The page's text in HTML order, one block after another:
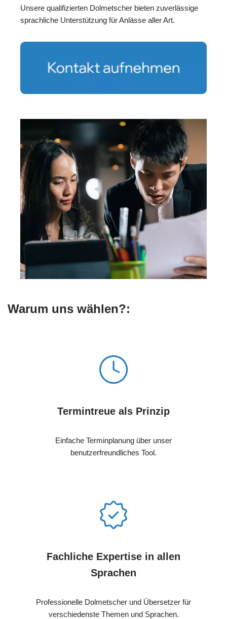
Unsere qualifizierten Dolmetscher bieten zuverlässige
sprachliche Unterstützung für Anlässe aller Art.
Warum uns wählen?:
Termintreue als Prinzip
Einfache Terminplanung über unser
benutzerfreundliches Tool.
Fachliche Expertise in allen
Sprachen
Professionelle Dolmetscher und Übersetzer für
verschiedenste Themen und Sprachen.